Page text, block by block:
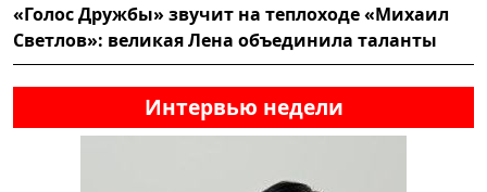
«Голос Дружбы» звучит на теплоходе «Михаил
Светлов»: великая Лена объединила таланты
Интервью недели